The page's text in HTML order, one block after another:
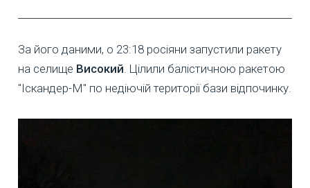
За його даними, о 23:18 росіяни запустили ракету
на селище Високий . Цілили балістичною ракетою
"Іскандер-М" по недіючій території бази відпочинку.